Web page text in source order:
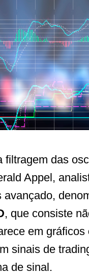
filtragem das
Appel,
avançado,
, que consiste
em gráficos
sinais de
de sinal.